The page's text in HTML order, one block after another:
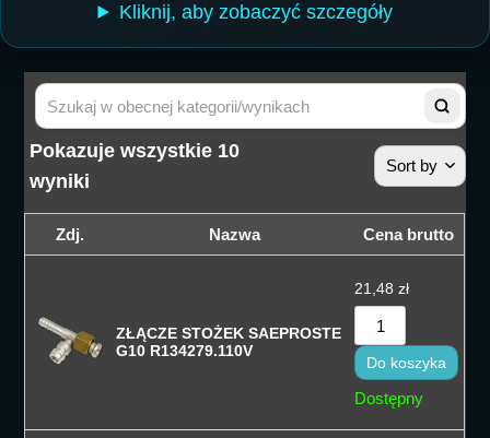
Kliknij, aby zobaczyć szczegóły
Pokazuje wszystkie 10
wyniki
Sort by
Sortuj
Sortuj
Sortuj od
Sortuj od
Sortuj od
Sortuj po
Zdj. Nazwa Cena brutto
ZŁĄCZE STOŻEK SAEPROSTE
G10 R134279.110V
21,48 zł
Do koszyka
Dostępny